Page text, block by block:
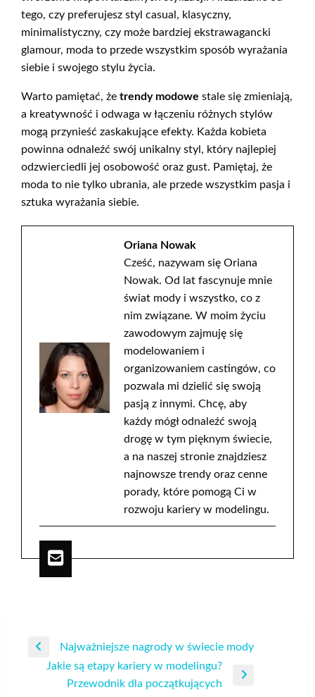
tego, czy preferujesz styl casual, klasyczny,
minimalistyczny, czy może bardziej ekstrawagancki
glamour, moda to przede wszystkim sposób wyrażania
siebie i swojego stylu życia.
Warto pamiętać, że trendy modowe stale się zmieniają,
a kreatywność i odwaga w łączeniu różnych stylów
mogą przynieść zaskakujące efekty. Każda kobieta
powinna odnaleźć swój unikalny styl, który najlepiej
odzwierciedli jej osobowość oraz gust. Pamiętaj, że
moda to nie tylko ubrania, ale przede wszystkim pasja i
sztuka wyrażania siebie.
Oriana Nowak
Cześć, nazywam się Oriana
Nowak. Od lat fascynuje mnie
świat mody i wszystko, co z
nim związane. W moim życiu
zawodowym zajmuję się
modelowaniem i
organizowaniem castingów, co
pozwala mi dzielić się swoją
pasją z innymi. Chcę, aby
każdy mógł odnaleźć swoją
drogę w tym pięknym świecie,
a na naszej stronie znajdziesz
najnowsze trendy oraz cenne
porady, które pomogą Ci w
rozwoju kariery w modelingu.
Nawigacja
wpisu
Poprzedni
wpis
Najważniejsze nagrody w świecie mody
Następny
Jakie są etapy kariery w modelingu?
Przewodnik dla początkujących